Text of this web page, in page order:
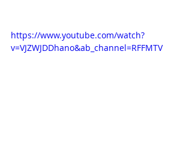
https://www.youtube.com/watch?
v=VJZWJDDhano&ab_channel=RFFMTV